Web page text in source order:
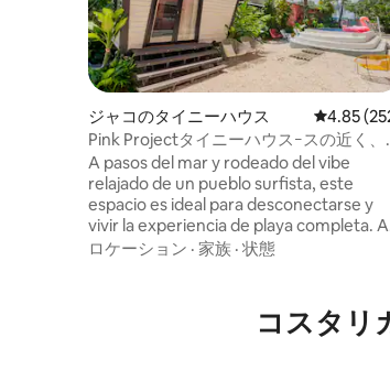
ジャコのタイニーハウス レビュー
4.85
Pink Projectタイニーハウスｰスの近く、
サーフィン、プール
A pasos del mar y rodeado del vibe
relajado de un pueblo surfista, este
espacio es ideal para desconectarse y
vivir la experiencia de playa completa. A
6 min caminando de la playa y 8 min del
piscina, parqueo seguro y actividades en
la zona como Surf, ATV, cataratas,
ロケーション · 家族 · 状態
コスタリ